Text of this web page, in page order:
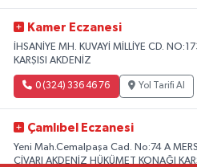
Kamer Eczanesi
İHSANİYE MH. KUVAYİ MİLLİYE CD.
KARŞISI AKDENİZ
0 (324) 336 46 76 Yol Tarifi Al
Çamlıbel Eczanesi
Yeni Mah.Cemalpaşa Cad. No:74 A
CİVARI AKDENİZ HÜKÜMET KONAĞI